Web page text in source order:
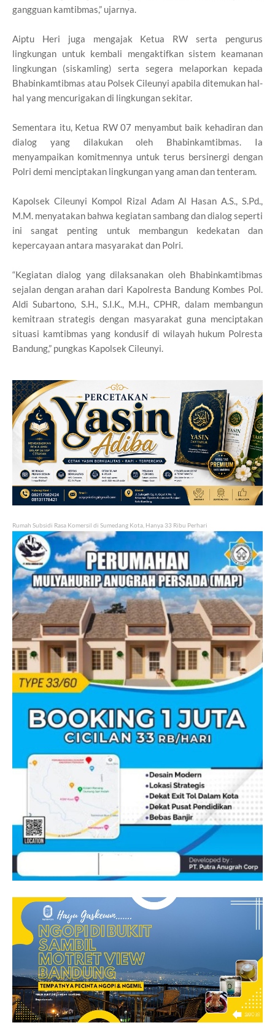
gangguan kamtibmas,” ujarnya.
Aiptu Heri juga mengajak Ketua RW serta pengurus
lingkungan untuk kembali mengaktifkan sistem keamanan
lingkungan (siskamling) serta segera melaporkan kepada
Bhabinkamtibmas atau Polsek Cileunyi apabila ditemukan hal-
hal yang mencurigakan di lingkungan sekitar.
Sementara itu, Ketua RW 07 menyambut baik kehadiran dan
dialog yang dilakukan oleh Bhabinkamtibmas. Ia
menyampaikan komitmennya untuk terus bersinergi dengan
Polri demi menciptakan lingkungan yang aman dan tenteram.
Kapolsek Cileunyi Kompol Rizal Adam Al Hasan A.S., S.Pd.,
M.M. menyatakan bahwa kegiatan sambang dan dialog seperti
ini sangat penting untuk membangun kedekatan dan
kepercayaan antara masyarakat dan Polri.
“Kegiatan dialog yang dilaksanakan oleh Bhabinkamtibmas
sejalan dengan arahan dari Kapolresta Bandung Kombes Pol.
Aldi Subartono, S.H., S.I.K., M.H., CPHR, dalam membangun
kemitraan strategis dengan masyarakat guna menciptakan
situasi kamtibmas yang kondusif di wilayah hukum Polresta
Bandung,” pungkas Kapolsek Cileunyi.
Rumah Subsidi Rasa Komersil di Sumedang Kota, Hanya 33 Ribu Perhari